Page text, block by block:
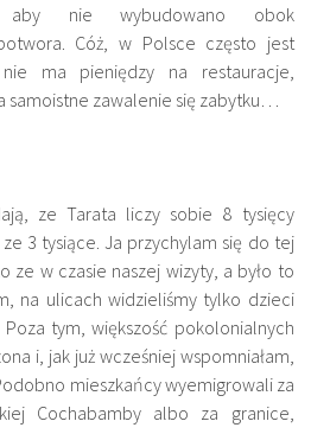
aby nie wybudowano obok
Cóż, w Polsce często jest
ma pieniędzy na restauracje,
samoistne zawalenie się zabytku…
ze Tarata liczy sobie 8 tysięcy
3 tysiące. Ja przychylam się do tej
ze w czasie naszej wizyty, a było to
na ulicach widzieliśmy tylko dzieci
tym, większość pokolonialnych
i, jak już wcześniej wspomniałam,
mieszkańcy wyemigrowali za
Cochabamby albo za granice,